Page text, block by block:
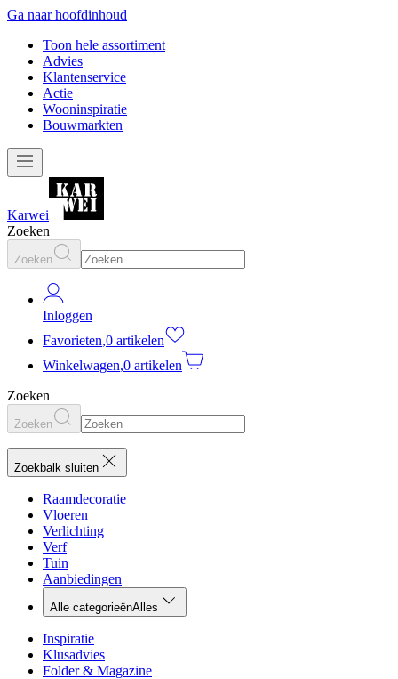
Ga naar hoofdinhoud
Toon hele assortiment
Advies
Klantenservice
Actie
Wooninspiratie
Bouwmarkten
Karwei
Zoeken
Zoeken
Inloggen
Favorieten,0 artikelen
Winkelwagen,0 artikelen
Zoeken
Zoeken
Zoekbalk sluiten
Raamdecoratie
Vloeren
Verlichting
Verf
Tuin
Aanbiedingen
Alle categorieënAlles
Inspiratie
Klusadvies
Folder & Magazine